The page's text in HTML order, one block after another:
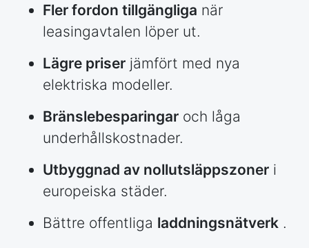
Fler fordon tillgängliga när
leasingavtalen löper ut.
Lägre priser jämfört med nya
elektriska modeller.
Bränslebesparingar och låga
underhållskostnader.
Utbyggnad av nollutsläppszoner i
europeiska städer.
Bättre offentliga laddningsnätverk .